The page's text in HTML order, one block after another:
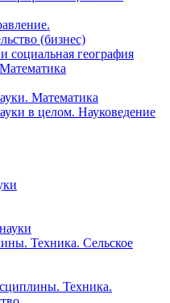
(бизнес)
социальная география
Математика
в целом. Науковедение
Техника. Сельское
Техника.